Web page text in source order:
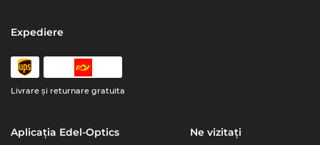
Expediere
Livrare şi returnare gratuita
Aplicația Edel-Optics Ne vizitați